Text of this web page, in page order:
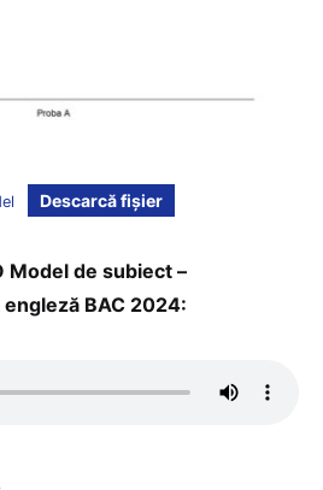
Descarcă fișier
Model de subiect –
BAC 2024: